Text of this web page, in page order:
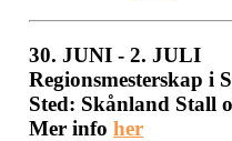
30. JUNI - 2. JULI
Regionsmesterskap i
Sted: Skånland Stall
Mer info her